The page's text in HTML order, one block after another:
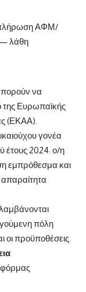
ΑΦΜ/
λάθη
να
της Ευρωπαϊκής
(ΕΚΑΑ).
γονέα
έτους 2024: ο/η
εμπρόθεσμα και
απαραίτητα
πόλη
προϋποθέσεις.